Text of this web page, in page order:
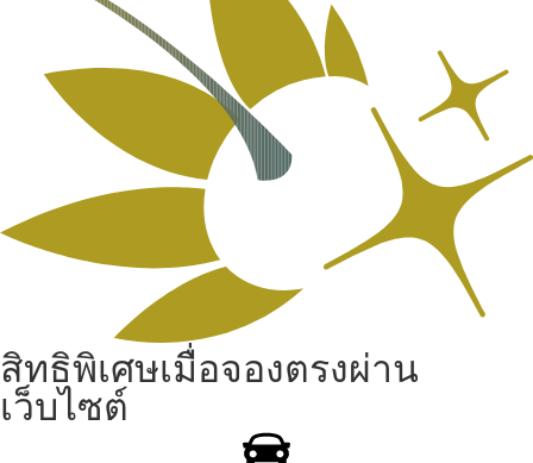
สิทธิพิเศษเมื่อจองตรงผ่าน
เว็บไซต์